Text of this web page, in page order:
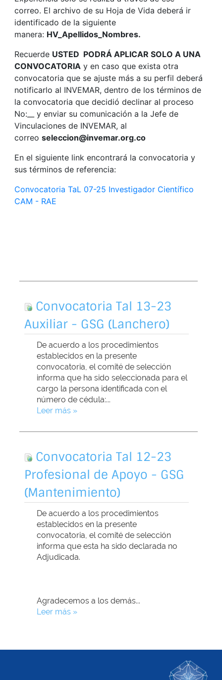
correo. El archivo de su Hoja de Vida deberá ir
identificado de la siguiente
manera: HV_Apellidos_Nombres.
Recuerde USTED PODRÁ APLICAR SOLO A UNA
CONVOCATORIA y en caso que exista otra
convocatoria que se ajuste más a su perfil deberá
notificarlo al INVEMAR, dentro de los términos de
la convocatoria que decidió declinar al proceso
No:__ y enviar su comunicación a la Jefe de
Vinculaciones de INVEMAR, al
correo seleccion@invemar.org.co
En el siguiente link encontrará la convocatoria y
sus términos de referencia:
Convocatoria TaL 07-25 Investigador Científico
CAM - RAE